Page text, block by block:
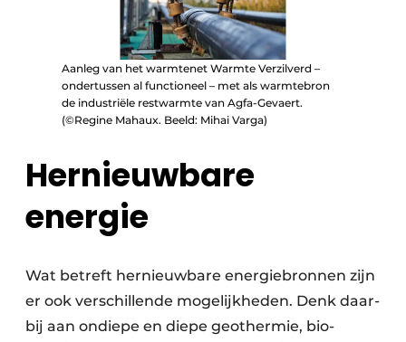
Aanleg van het warmtenet Warmte Verzilverd –
ondertussen al functioneel – met als warmtebron
de industriële restwarmte van Agfa-Gevaert.
(©Regine Mahaux. Beeld: Mihai Varga)
Hernieuwbare
energie
Wat betreft hernieuwbare energie­bronnen zijn
er ook verschillende mogelijkheden. Denk daar­
bij aan ondiepe en diepe geothermie, bio-